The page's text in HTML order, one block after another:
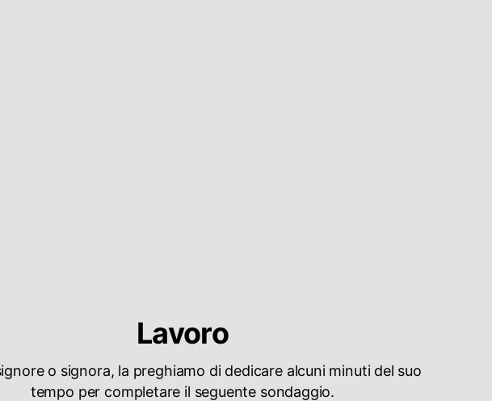
Lavoro
o signora, la preghiamo di dedicare alcuni minuti del suo
tempo per completare il seguente sondaggio.